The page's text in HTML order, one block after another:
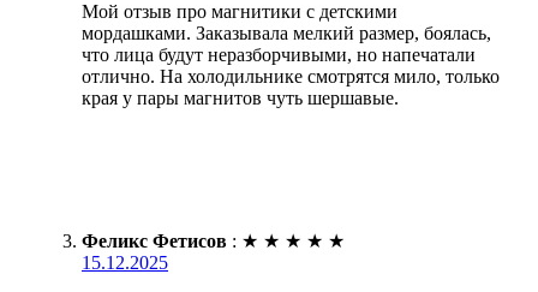
Мой отзыв про магнитики с детскими
мордашками. Заказывала мелкий размер, боялась,
что лица будут неразборчивыми, но напечатали
отлично. На холодильнике смотрятся мило, только
края у пары магнитов чуть шершавые.
Феликс Фетисов : ★ ★ ★ ★ ★
15.12.2025